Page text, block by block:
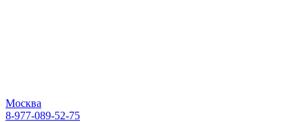
Москва
8-977-089-52-75